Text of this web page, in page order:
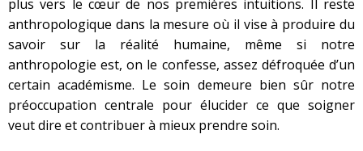
plus vers le cœur de nos premières intuitions. Il reste
anthropologique dans la mesure où il vise à produire du
savoir sur la réalité humaine, même si notre
anthropologie est, on le confesse, assez défroquée d’un
certain académisme. Le soin demeure bien sûr notre
préoccupation centrale pour élucider ce que soigner
veut dire et contribuer à mieux prendre soin.